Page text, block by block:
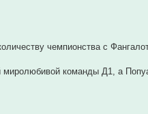
чемпионства с
миролюбивой команды Д1, а